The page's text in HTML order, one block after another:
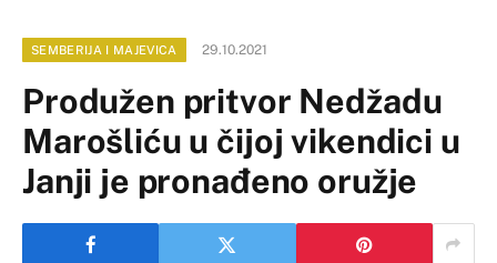
SEMBERIJA I MAJEVICA 29.10.2021
Produžen pritvor Nedžadu
Marošliću u čijoj vikendici u
Janji je pronađeno oružje